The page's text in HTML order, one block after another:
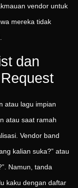
vendor untuk
mereka tidak
dan
atau lagu impian
atau saat ramah
Vendor band
kalian suka?” atau
Namun, tanda
kaku dengan daftar